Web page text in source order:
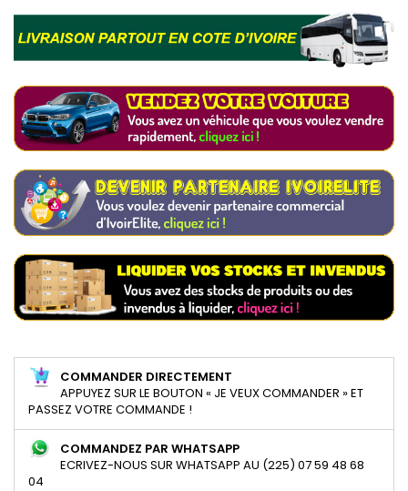
COMMANDER DIRECTEMENT
APPUYEZ SUR LE BOUTON « JE VEUX COMMANDER » ET
PASSEZ VOTRE COMMANDE !
COMMANDEZ PAR WHATSAPP
ECRIVEZ-NOUS SUR WHATSAPP AU (225) 07 59 48 68
04